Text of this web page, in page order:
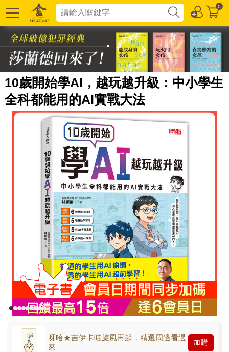
0
10歲開始學AI，越玩越升級：中小學生
全科都能用的AI實戰大法
呀哈★吉伊卡哇旋風再起，精選周邊看過
來
加購